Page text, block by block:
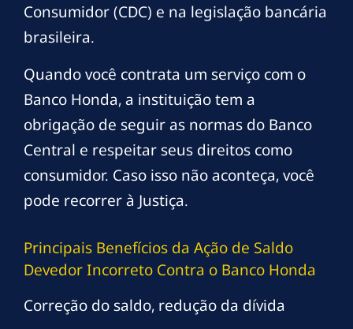
Consumidor (CDC) e na legislação bancária
brasileira.
Quando você contrata um serviço com o
Banco Honda, a instituição tem a
obrigação de seguir as normas do Banco
Central e respeitar seus direitos como
consumidor. Caso isso não aconteça, você
pode recorrer à Justiça.
Principais Benefícios da Ação de Saldo
Devedor Incorreto Contra o Banco Honda
Correção do saldo, redução da dívida